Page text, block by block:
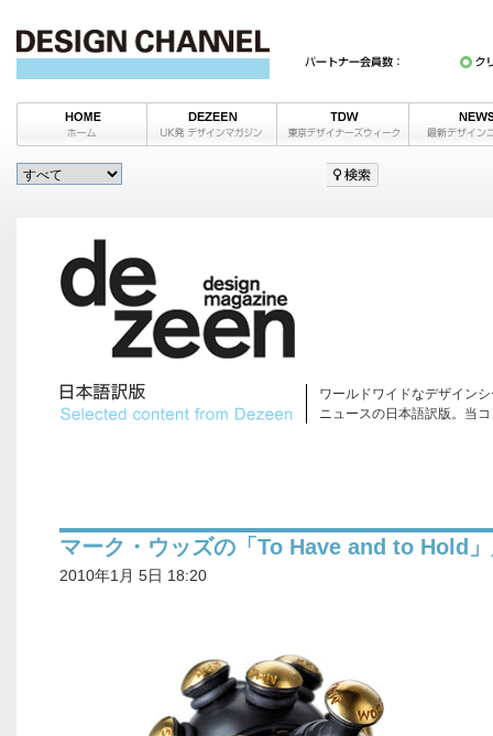
ワールドワイドなデザイン
ニュースの日本語訳版。当
マーク・ウッズの「To Have and to Hold
2010年1月 5日 18:20